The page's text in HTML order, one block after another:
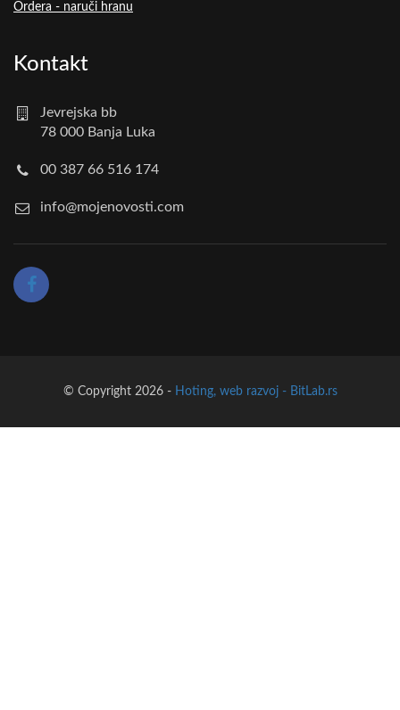
Ordera - naruči hranu
Kontakt
Jevrejska bb
78 000 Banja Luka
00 387 66 516 174
info@mojenovosti.com
© Copyright 2026 - Hoting, web razvoj - BitLab.rs